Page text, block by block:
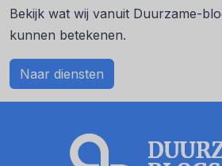
Bekijk wat wij vanuit Duurzame-
kunnen betekenen.
Naar diensten